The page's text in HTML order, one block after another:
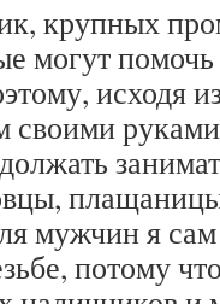
крупных
могут
исходя
своими
мужчин я
потому